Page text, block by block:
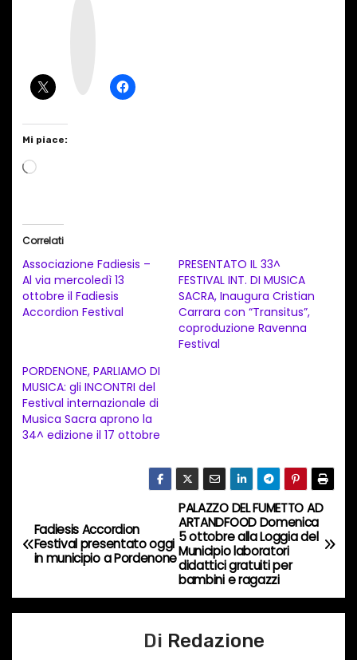
Mi piace:
C
a
m
e
t
o
i
n
s
o
…
Correlati
Associazione Fadiesis –
Al via mercoledì 13
ottobre il Fadiesis
Accordion Festival
PRESENTATO IL 33^
FESTIVAL INT. DI MUSICA
SACRA, Inaugura Cristian
Carrara con “Transitus”,
coproduzione Ravenna
Festival
PORDENONE, PARLIAMO DI
MUSICA: gli INCONTRI del
Festival internazionale di
Musica Sacra aprono la
34^ edizione il 17 ottobre
N
a
i
PALAZZO DEL FUMETTO AD
ARTANDFOOD Domenica
5 ottobre alla Loggia del
Municipio laboratori
didattici gratuiti per
bambini e ragazzi
Fadiesis Accordion
Festival presentato oggi
in municipio a Pordenone
Di Redazione